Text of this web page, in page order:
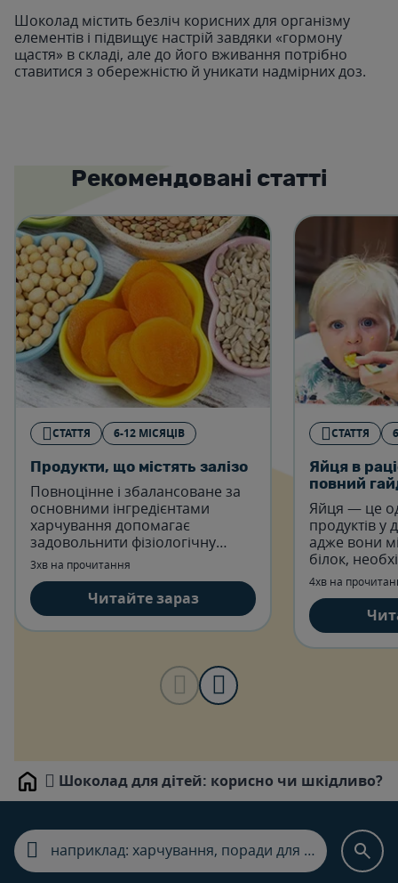
Шоколад містить безліч корисних для організму
елементів і підвищує настрій завдяки «гормону
щастя» в складі, але до його вживання потрібно
ставитися з обережністю й уникати надмірних доз.
Рекомендовані статті
СТАТТЯ 6-12 МІСЯЦІВ
Продукти, що містять залізо
Повноцінне і збалансоване за
основними інгредієнтами
харчування допомагає
задовольнити фізіологічну
потребу організму дитини в
мікроелементах. Розглянемо
список продуктів, що містять
залізо.
3хв на прочитання
Читайте зараз
СТАТТЯ
Яйця в
повний
Яйця — це
продуктів у
адже вони
білок,
також
залізо,
підтримує
4хв на
Home Шоколад для дітей: корисно чи шкідливо?